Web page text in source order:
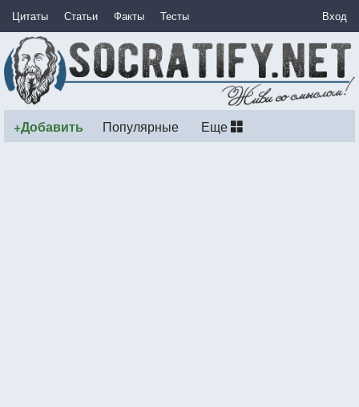
Цитаты Статьи Факты Тесты Вход
+Добавить Популярные Еще